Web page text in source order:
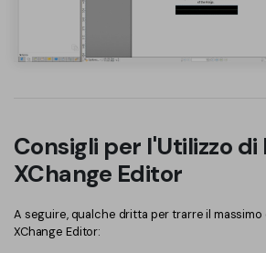
Consigli per l'Utilizzo di
XChange Editor
A seguire, qualche dritta per trarre il massimo
XChange Editor: